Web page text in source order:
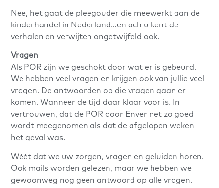
Nee, het gaat de pleegouder die meewerkt aan de
kinderhandel in Nederland…en ach u kent de
verhalen en verwijten ongetwijfeld ook.
Vragen
Als POR zijn we geschokt door wat er is gebeurd.
We hebben veel vragen en krijgen ook van jullie veel
vragen. De antwoorden op die vragen gaan er
komen. Wanneer de tijd daar klaar voor is. In
vertrouwen, dat de POR door Enver net zo goed
wordt meegenomen als dat de afgelopen weken
het geval was.
Wéét dat we uw zorgen, vragen en geluiden horen.
Ook mails worden gelezen, maar we hebben we
gewoonweg nog geen antwoord op alle vragen.